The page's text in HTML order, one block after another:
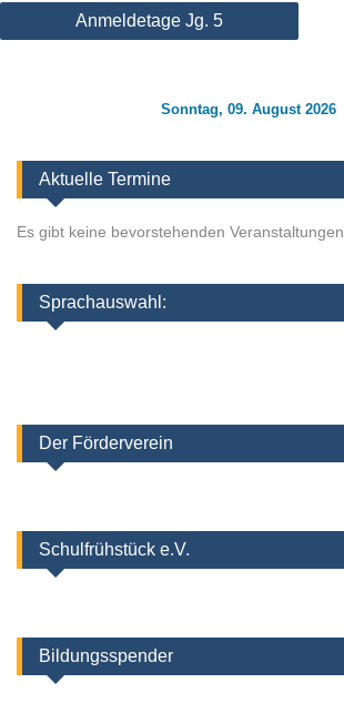
Anmeldetage Jg. 5
Sonntag, 09. August 2026
Aktuelle Termine
Es gibt keine bevorstehenden Veranstaltungen.
Sprachauswahl:
Der Förderverein
Schulfrühstück e.V.
Bildungsspender